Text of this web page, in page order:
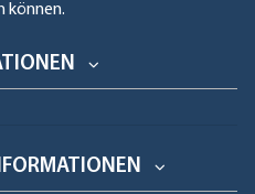
können.